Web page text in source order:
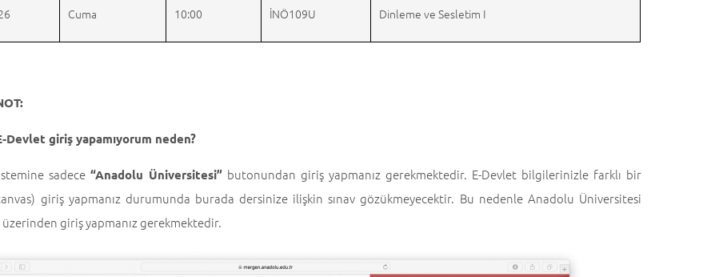
Cuma 10:00 İNÖ109U Dinleme ve Sesletim I
Devlet giriş yapamıyorum neden?
sadece“Anadolu Üniversitesi” butonundan giriş yapmanız gerekmektedir. E-Devlet bilgilerinizle farklı bir
giriş yapmanız durumunda burada dersinize ilişkin sınav gözükmeyecektir. Bu nedenle Anadolu Üniversitesi
üzerinden giriş yapmanız gerekmektedir.